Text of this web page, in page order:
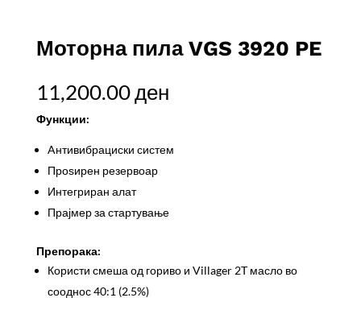
Моторна пила VGS 3920 PE
11,200.00ден
Функции:
Aнтивибрациски систем
Проѕирен резервоар
Интегриран алат
Прајмер за стартување
Препорака:
Користи смеша од гориво и Villager 2T масло во
сооднос 40:1 (2.5%)